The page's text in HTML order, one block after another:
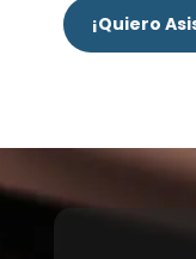
¡Quiero